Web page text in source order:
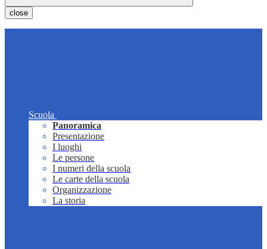
close
Scuola
Panoramica
Presentazione
I luoghi
Le persone
I numeri della scuola
Le carte della scuola
Organizzazione
La storia